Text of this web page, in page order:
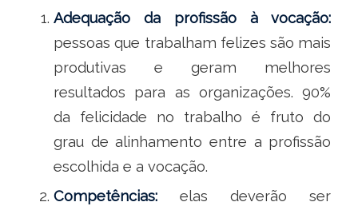
Adequação da profissão à vocação:
pessoas que trabalham felizes são mais
produtivas e geram melhores
resultados para as organizações. 90%
da felicidade no trabalho é fruto do
grau de alinhamento entre a profissão
escolhida e a vocação.
Competências:elas deverão ser